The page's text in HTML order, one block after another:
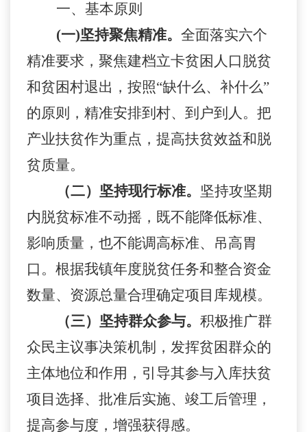
一、基本原则
(一)坚持聚焦精准。 全面落实六个
精准要求，聚焦建档立卡贫困人口脱贫
和贫困村退出，按照“缺什么、补什么”
的原则，精准安排到村、到户到人。把
产业扶贫作为重点，提高扶贫效益和脱
贫质量。
（二）坚持现行标准。 坚持攻坚期
内脱贫标准不动摇，既不能降低标准、
影响质量，也不能调高标准、吊高胃
口。根据我镇年度脱贫任务和整合资金
数量、资源总量合理确定项目库规模。
（三）坚持群众参与。 积极推广群
众民主议事决策机制，发挥贫困群众的
主体地位和作用，引导其参与入库扶贫
项目选择、批准后实施、竣工后管理，
提高参与度，增强获得感。